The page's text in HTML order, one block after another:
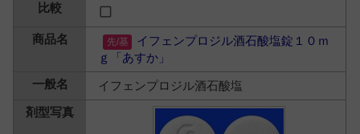
イフェンプロジル酒石酸塩錠１０ｍ
ｇ「あすか」
イフェンプロジル酒石酸塩